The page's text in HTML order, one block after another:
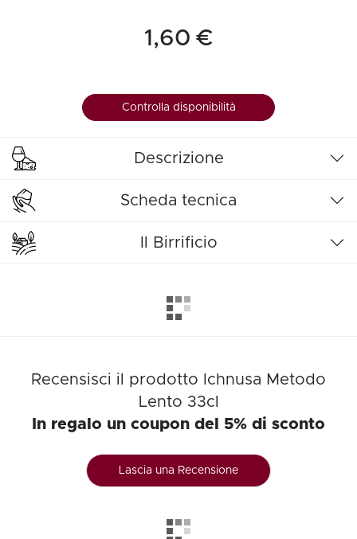
1,60 €
Controlla disponibilità
Descrizione
Scheda tecnica
Il Birrificio
Recensisci il prodotto Ichnusa Metodo
Lento 33cl
In regalo un coupon del 5% di sconto
Lascia una Recensione